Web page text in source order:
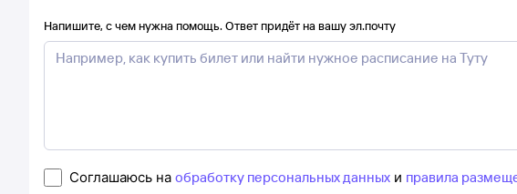
Напишите, с чем нужна помощь. Ответ придёт на вашу эл.почту
Соглашаюсь на обработку персональных данных и правила